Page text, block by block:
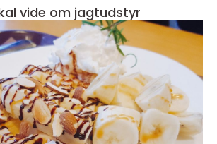
vide om jagtudstyr